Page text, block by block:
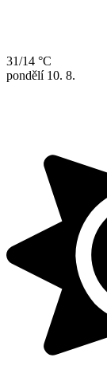
31/14 °C
pondělí 10. 8.